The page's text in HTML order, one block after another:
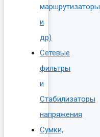
маршрутизаторы
и
др)
Сетевые
фильтры
и
Стабилизаторы
напряжения
Сумки,